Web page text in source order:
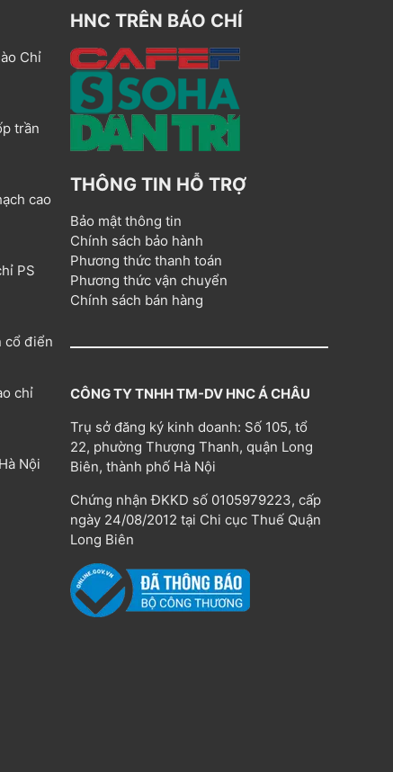
Chỉ
trần
cao
PS
cổ điển
chỉ
Nội
HNC TRÊN BÁO CHÍ
THÔNG TIN HỖ TRỢ
Bảo mật thông tin
Chính sách bảo hành
Phương thức thanh toán
Phương thức vận chuyển
Chính sách bán hàng
CÔNG TY TNHH TM-DV HNC Á CHÂU
Trụ sở đăng ký kinh doanh: Số 105, tổ
22, phường Thượng Thanh, quận Long
Biên, thành phố Hà Nội
Chứng nhận ĐKKD số 0105979223, cấp
ngày 24/08/2012 tại Chi cục Thuế Quận
Long Biên